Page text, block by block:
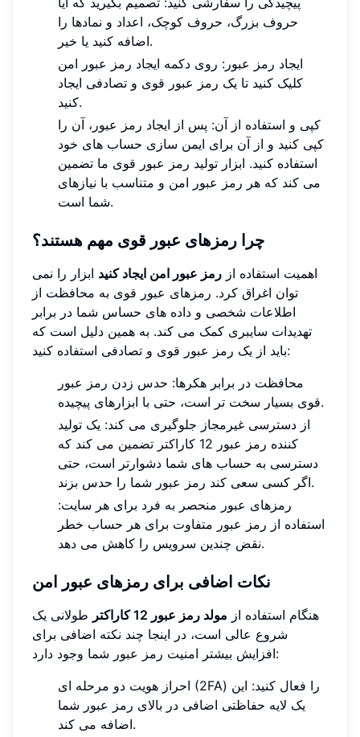
حروف بزرگ، حروف کوچک، اعداد و نمادها را
اضافه کنید یا خیر.
ایجاد رمز عبور: روی دکمه ایجاد رمز عبور امن
کلیک کنید تا یک رمز عبور قوی و تصادفی ایجاد
کنید.
کپی و استفاده از آن: پس از ایجاد رمز عبور، آن را
کپی کنید و از آن برای ایمن سازی حساب های خود
استفاده کنید. ابزار تولید رمز عبور قوی ما تضمین
می کند که هر رمز عبور امن و متناسب با نیازهای
شما است.
چرا رمزهای عبور قوی مهم هستند؟
اهمیت استفاده از رمز عبور امن ایجاد کنید ابزار را نمی
توان اغراق کرد. رمزهای عبور قوی به محافظت از
اطلاعات شخصی و داده های حساس شما در برابر
تهدیدات سایبری کمک می کند. به همین دلیل است که
باید از یک رمز عبور قوی و تصادفی استفاده کنید:
محافظت در برابر هکرها: حدس زدن رمز عبور
قوی بسیار سخت تر است، حتی با ابزارهای پیچیده.
از دسترسی غیرمجاز جلوگیری می کند: یک تولید
کننده رمز عبور 12 کاراکتر تضمین می کند که
دسترسی به حساب های شما دشوارتر است، حتی
اگر کسی سعی کند رمز عبور شما را حدس بزند.
رمزهای عبور منحصر به فرد برای هر سایت:
استفاده از رمز عبور متفاوت برای هر حساب خطر
نقض چندین سرویس را کاهش می دهد.
نکات اضافی برای رمزهای عبور امن
هنگام استفاده از مولد رمز عبور 12 کاراکتر
طولانی یک
شروع عالی است، در اینجا چند نکته اضافی برای
افزایش بیشتر امنیت رمز عبور شما وجود دارد:
احراز هویت دو مرحله ای (2FA) را فعال کنید: این
یک لایه حفاظتی اضافی در بالای رمز عبور شما
اضافه می کند.